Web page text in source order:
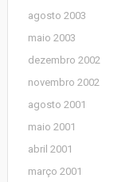
agosto 2003
maio 2003
dezembro 2002
novembro 2002
agosto 2001
maio 2001
abril 2001
março 2001